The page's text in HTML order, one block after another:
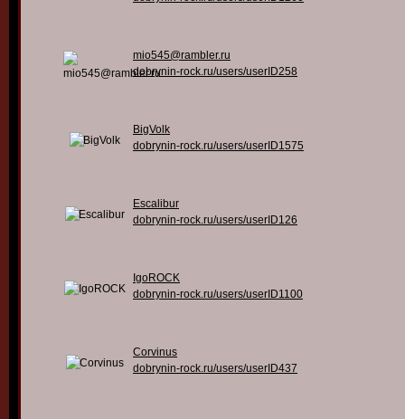
mio545@rambler.ru
dobrynin-rock.ru/users/userID258
BigVolk
dobrynin-rock.ru/users/userID1575
Escalibur
dobrynin-rock.ru/users/userID126
IgoROCK
dobrynin-rock.ru/users/userID1100
Corvinus
dobrynin-rock.ru/users/userID437